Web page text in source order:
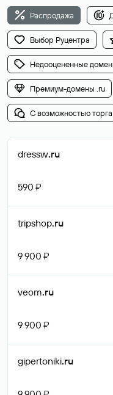
Распродажа
Выбор Руцентра
Недооцененные
Премиум-домены .ru
С возможностью торга
dressw.ru
590 ₽
tripshop.ru
9 900 ₽
veom.ru
9 900 ₽
gipertoniki.ru